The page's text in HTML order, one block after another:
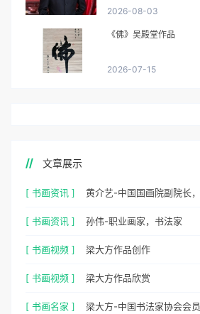
2026-08-03
《佛》吴殿堂作品
2026-07-15
文章展示
[ 书画资讯 ]
[ 书画资讯 ] 孙伟-职业画家，书法家
[ 书画视频 ] 梁大方作品创作
[ 书画视频 ] 梁大方作品欣赏
[ 书画名家 ] 梁大方-中国书法家协会会员